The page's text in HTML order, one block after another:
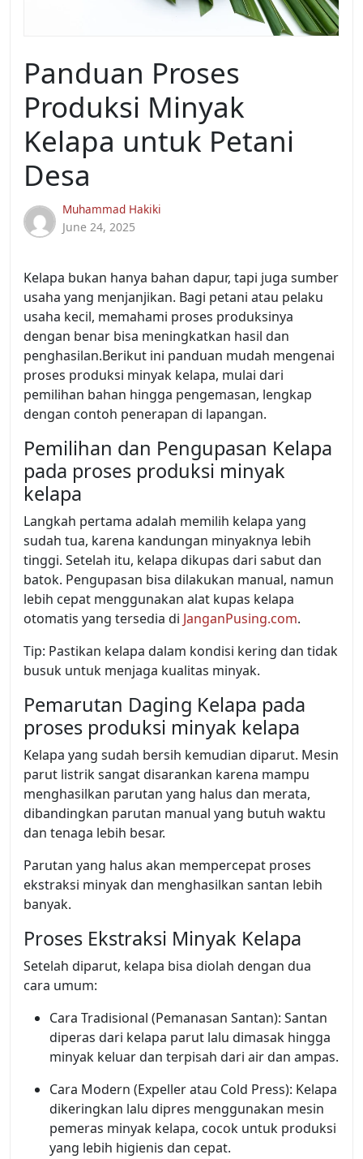
Panduan Proses
Produksi Minyak
Kelapa untuk Petani
Desa
Muhammad Hakiki
June 24, 2025
Kelapa bukan hanya bahan dapur, tapi juga sumber
usaha yang menjanjikan. Bagi petani atau pelaku
usaha kecil, memahami proses produksinya
dengan benar bisa meningkatkan hasil dan
penghasilan.Berikut ini panduan mudah mengenai
proses produksi minyak kelapa, mulai dari
pemilihan bahan hingga pengemasan, lengkap
dengan contoh penerapan di lapangan.
Pemilihan dan Pengupasan Kelapa
pada proses produksi minyak
kelapa
Langkah pertama adalah memilih kelapa yang
sudah tua, karena kandungan minyaknya lebih
tinggi. Setelah itu, kelapa dikupas dari sabut dan
batok. Pengupasan bisa dilakukan manual, namun
lebih cepat menggunakan alat kupas kelapa
otomatis yang tersedia di JanganPusing.com.
Tip: Pastikan kelapa dalam kondisi kering dan tidak
busuk untuk menjaga kualitas minyak.
Pemarutan Daging Kelapa pada
proses produksi minyak kelapa
Kelapa yang sudah bersih kemudian diparut. Mesin
parut listrik sangat disarankan karena mampu
menghasilkan parutan yang halus dan merata,
dibandingkan parutan manual yang butuh waktu
dan tenaga lebih besar.
Parutan yang halus akan mempercepat proses
ekstraksi minyak dan menghasilkan santan lebih
banyak.
Proses Ekstraksi Minyak Kelapa
Setelah diparut, kelapa bisa diolah dengan dua
cara umum:
Cara Tradisional (Pemanasan Santan): Santan
diperas dari kelapa parut lalu dimasak hingga
minyak keluar dan terpisah dari air dan ampas.
Cara Modern (Expeller atau Cold Press): Kelapa
dikeringkan lalu dipres menggunakan mesin
pemeras minyak kelapa, cocok untuk produksi
yang lebih higienis dan cepat.